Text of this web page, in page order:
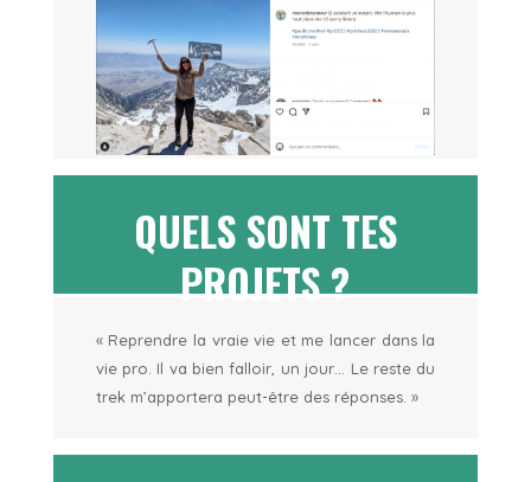
QUELS SONT TES
PROJETS ?
« Reprendre la vraie vie et me lancer dans la
vie pro. Il va bien falloir, un jour… Le reste du
trek m’apportera peut-être des réponses. »